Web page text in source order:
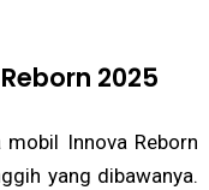
2025
Innova Reborn
yang dibawanya.